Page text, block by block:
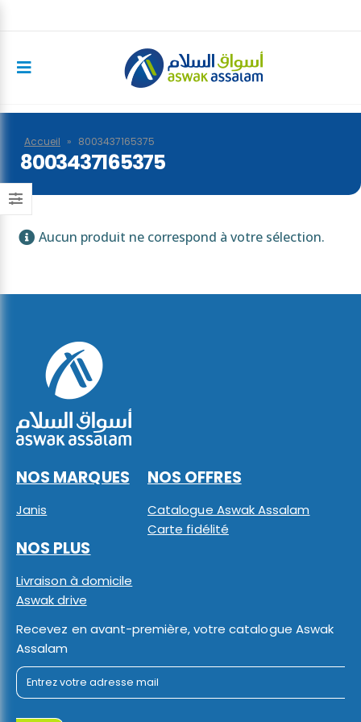
Accueil » 8003437165375
8003437165375
Aucun produit ne correspond à votre sélection.
NOS MARQUES
Janis
NOS OFFRES
Catalogue Aswak Assalam
Carte fidélité
NOS PLUS
Livraison à domicile
Aswak drive
Recevez en avant-première, votre catalogue Aswak
Assalam